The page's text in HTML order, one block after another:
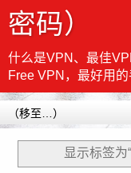
密码）
什么是VPN、最佳
Free VPN，最好用
显示标签为“